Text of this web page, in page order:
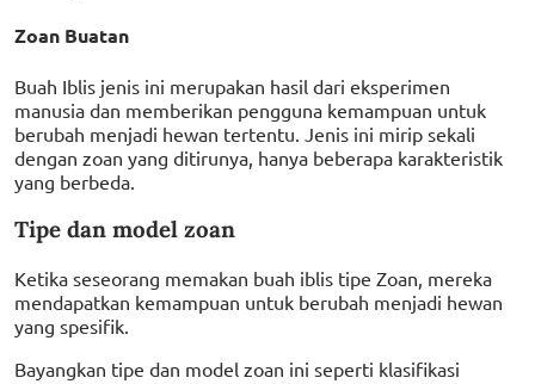
Zoan Buatan
Buah Iblis jenis ini merupakan hasil dari eksperimen
manusia dan memberikan pengguna kemampuan untuk
berubah menjadi hewan tertentu. Jenis ini mirip sekali
dengan zoan yang ditirunya, hanya beberapa karakteristik
yang berbeda.
Tipe dan model zoan
Ketika seseorang memakan buah iblis tipe Zoan, mereka
mendapatkan kemampuan untuk berubah menjadi hewan
yang spesifik.
Bayangkan tipe dan model zoan ini seperti klasifikasi